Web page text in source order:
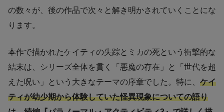
の数々が、後の作品で次々と解き明かされていくことにな
ります。
本作で描かれたケイティの失踪とミカの死という衝撃的な
結末は、シリーズ全体を貫く「悪魔の存在」と「世代を超
えた呪い」という大きなテーマの序章でした。特に、 ケイ
ティが幼少期から体験していた怪異現象についての語り